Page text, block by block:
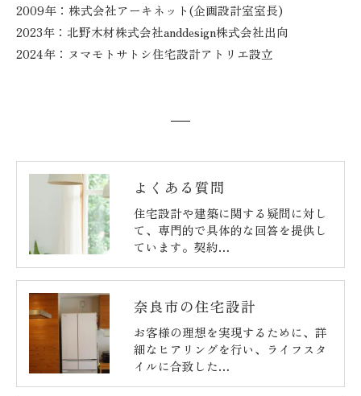
2009年：株式会社アーキネット(企画設計室室長)
2023年：北野木材株式会社anddesign株式会社出向
2024年：ヌマモトサトシ住宅設計アトリエ設立
よくある質問
住宅設計や建築に関する疑問に対し
て、専門的で具体的な回答を提供し
ています。契約…
奈良市の住宅設計
お客様の理想を実現するために、詳
細なヒアリングを行い、ライフスタ
イルに合致した…